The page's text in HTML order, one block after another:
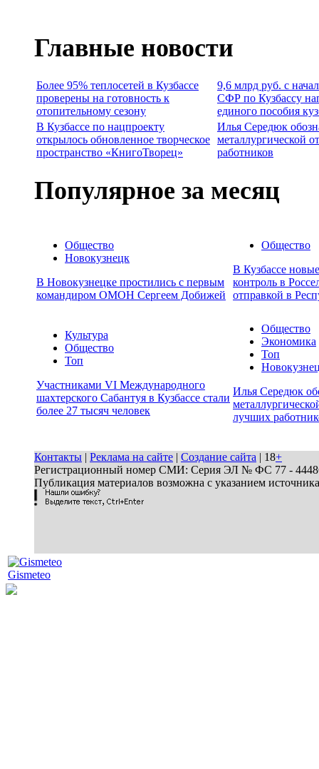
Главные новости
Более 95% теплосетей в Кузбассе
проверены на готовность к
отопительному сезону
9,6 млрд руб. с
СФР по Кузбассу
единого пособия
В Кузбассе по нацпроекту
открылось обновленное творческое
пространство «КнигоТворец»
Илья Середюк
металлургической
работников
Популярное за месяц
Общество
Новокузнецк
В Новокузнецке простились с первым
командиром ОМОН Сергеем Добижей
Общество
В Кузбассе
контроль в
отправкой в
Культура
Общество
Топ
Участниками VI Международного
шахтерского Сабантуя в Кузбассе стали
более 27 тысяч человек
Общество
Экономика
Топ
Илья Середюк
лучших
Контакты | Реклама на сайте | Создание сайта | 18+
Регистрационный номер СМИ: Серия ЭЛ № ФС 77 - 44486
Публикация материалов возможна с указанием
Gismeteo